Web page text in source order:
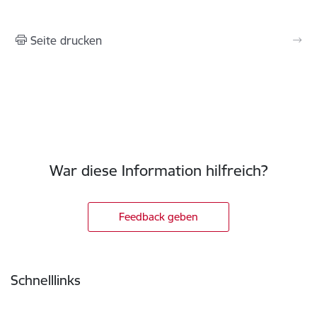
Seite drucken
War diese Information hilfreich?
Feedback geben
Schnelllinks